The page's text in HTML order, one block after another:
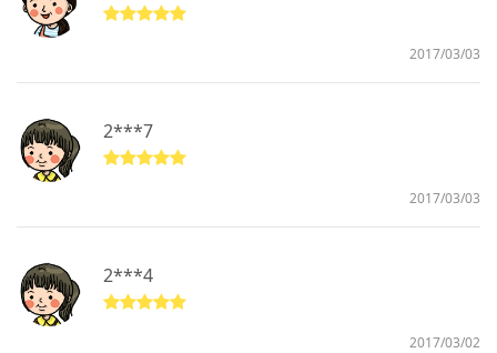
2017/03/03
2***7
2017/03/03
2***4
2017/03/02